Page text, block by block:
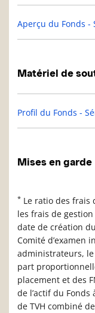
Aperçu du Fonds -
Matériel de
Profil du Fonds -
Mises en garde
* Le ratio des frais
les frais de
date de création
Comité d’examen
administrateurs,
part
placement et des
de l’actif du
de TVH combiné